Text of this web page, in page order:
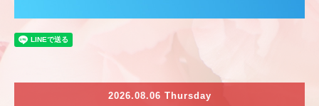
2026.08.06 Thursday